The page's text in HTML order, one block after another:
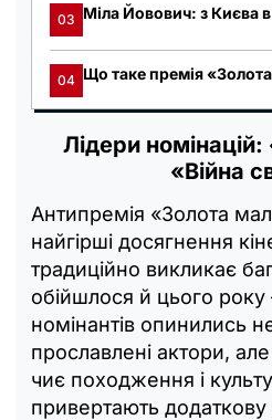
03 Міла Йовович: з Києва в
04 Що таке премія
Лідери номінацій:
«Війна
Антипремія «Золота
найгірші досягнення
традиційно викликає
обійшлося й цього
номінантів опинились
прославлені актори, але
чиє походження і
привертають